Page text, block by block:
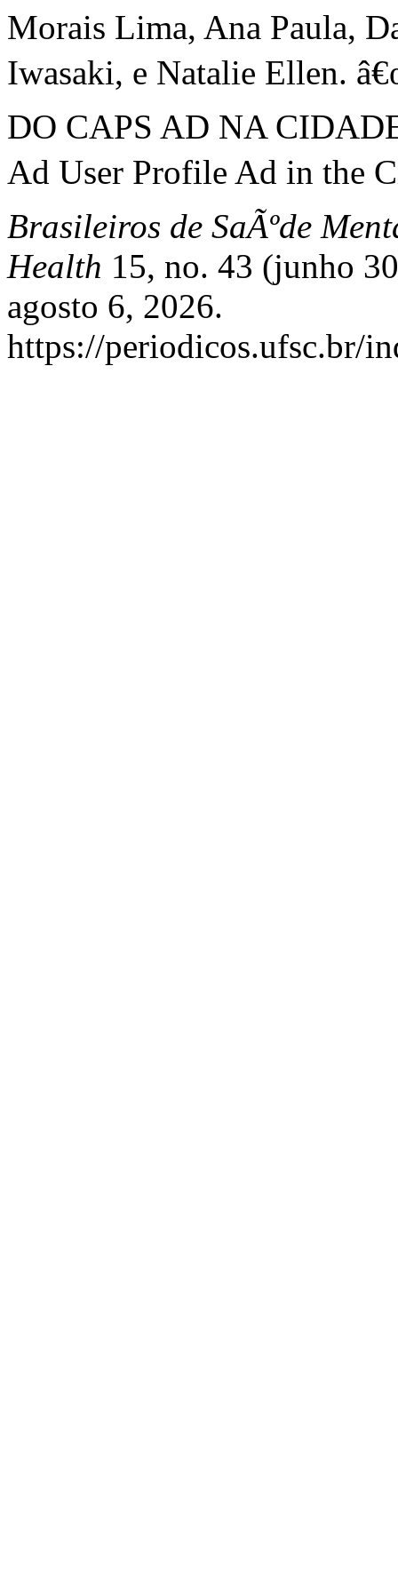
Morais Lima, Ana Paula,
Iwasaki, e Natalie Ellen.
DO CAPS AD NA
Ad User Profile Ad in the
Brasileiros de SaÃºde
Health 15, no. 43 (junho
agosto 6, 2026.
https://periodicos.ufsc.br/